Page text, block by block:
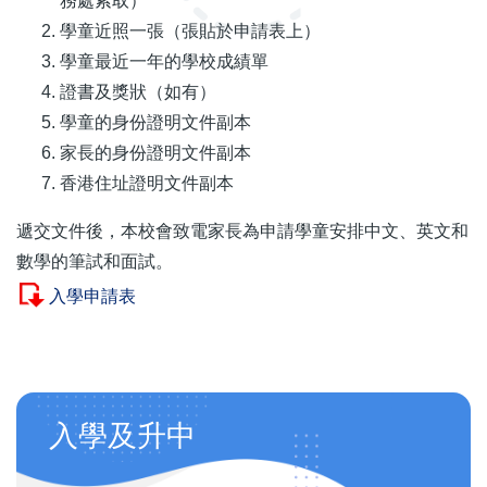
學童近照一張（張貼於申請表上）
學童最近一年的學校成績單
證書及獎狀（如有）
學童的身份證明文件副本
家長的身份證明文件副本
香港住址證明文件副本
遞交文件後，本校會致電家長為申請學童安排中文、英文和
數學的筆試和面試。
入學申請表
Main
navigation
入學及升中